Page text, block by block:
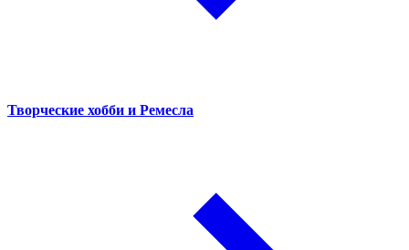
Творческие хобби и Ремесла